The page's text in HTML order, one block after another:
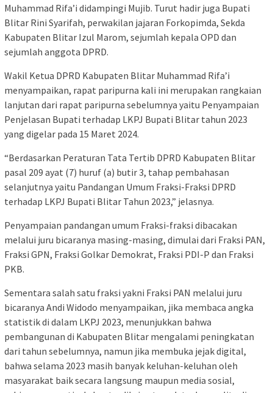
Muhammad Rifa’i didampingi Mujib. Turut hadir juga Bupati
Blitar Rini Syarifah, perwakilan jajaran Forkopimda, Sekda
Kabupaten Blitar Izul Marom, sejumlah kepala OPD dan
sejumlah anggota DPRD.
Wakil Ketua DPRD Kabupaten Blitar Muhammad Rifa’i
menyampaikan, rapat paripurna kali ini merupakan rangkaian
lanjutan dari rapat paripurna sebelumnya yaitu Penyampaian
Penjelasan Bupati terhadap LKPJ Bupati Blitar tahun 2023
yang digelar pada 15 Maret 2024.
“Berdasarkan Peraturan Tata Tertib DPRD Kabupaten Blitar
pasal 209 ayat (7) huruf (a) butir 3, tahap pembahasan
selanjutnya yaitu Pandangan Umum Fraksi-Fraksi DPRD
terhadap LKPJ Bupati Blitar Tahun 2023,” jelasnya.
Penyampaian pandangan umum Fraksi-fraksi dibacakan
melalui juru bicaranya masing-masing, dimulai dari Fraksi PAN,
Fraksi GPN, Fraksi Golkar Demokrat, Fraksi PDI-P dan Fraksi
PKB.
Sementara salah satu fraksi yakni Fraksi PAN melalui juru
bicaranya Andi Widodo menyampaikan, jika membaca angka
statistik di dalam LKPJ 2023, menunjukkan bahwa
pembangunan di Kabupaten Blitar mengalami peningkatan
dari tahun sebelumnya, namun jika membuka jejak digital,
bahwa selama 2023 masih banyak keluhan-keluhan oleh
masyarakat baik secara langsung maupun media sosial,